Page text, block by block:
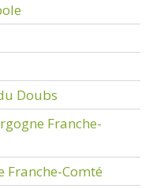
Doubs
Franche-
Franche-Comté